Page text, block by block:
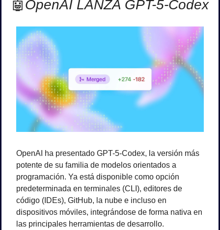
🤖OpenAI LANZA GPT-5-Codex
OpenAI ha presentado GPT-5-Codex, la versión más
potente de su familia de modelos orientados a
programación. Ya está disponible como opción
predeterminada en terminales (CLI), editores de
código (IDEs), GitHub, la nube e incluso en
dispositivos móviles, integrándose de forma nativa en
las principales herramientas de desarrollo.